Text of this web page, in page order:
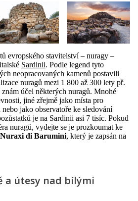
evropského stavitelství – nuragy –
Sardinii. Podle legend tyto
neopracovaných kamenů postavili
nuragů mezi 1 800 až 300 lety př.
účel některých nuragů. Mnohé
jiné zřejmě jako místa pro
jako observatoře ke sledování
je na Sardinii asi 7 tisíc. Pokud
nuragů, vydejte se je prozkoumat ke
di Barumini, který je zapsán na
a útesy nad bílými